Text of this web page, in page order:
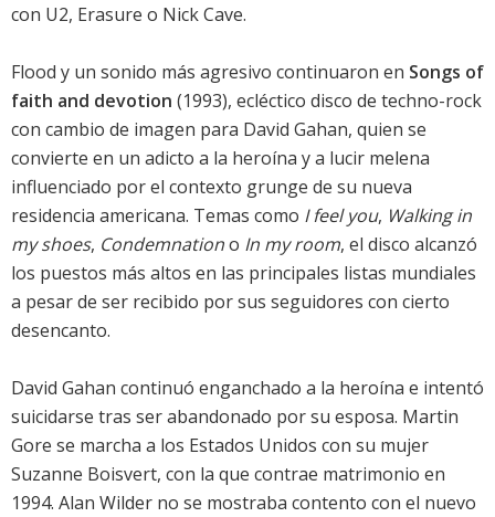
con U2, Erasure o Nick Cave.
Flood y un sonido más agresivo continuaron en Songs of
faith and devotion (1993), ecléctico disco de techno-rock
con cambio de imagen para David Gahan, quien se
convierte en un adicto a la heroína y a lucir melena
influenciado por el contexto grunge de su nueva
residencia americana. Temas como I feel you, Walking in
my shoes, Condemnationo In my room, el disco alcanzó
los puestos más altos en las principales listas mundiales
a pesar de ser recibido por sus seguidores con cierto
desencanto.
David Gahan continuó enganchado a la heroína e intentó
suicidarse tras ser abandonado por su esposa. Martin
Gore se marcha a los Estados Unidos con su mujer
Suzanne Boisvert, con la que contrae matrimonio en
1994. Alan Wilder no se mostraba contento con el nuevo